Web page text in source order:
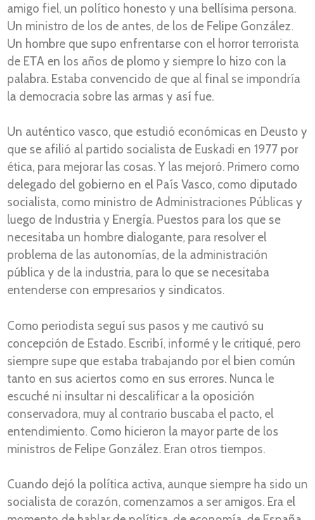
amigo fiel, un político honesto y una bellísima persona.
Un ministro de los de antes, de los de Felipe González.
Un hombre que supo enfrentarse con el horror terrorista
de ETA en los años de plomo y siempre lo hizo con la
palabra. Estaba convencido de que al final se impondría
la democracia sobre las armas y así fue.
Un auténtico vasco, que estudió económicas en Deusto y
que se afilió al partido socialista de Euskadi en 1977 por
ética, para mejorar las cosas. Y las mejoró. Primero como
delegado del gobierno en el País Vasco, como diputado
socialista, como ministro de Administraciones Públicas y
luego de Industria y Energía. Puestos para los que se
necesitaba un hombre dialogante, para resolver el
problema de las autonomías, de la administración
pública y de la industria, para lo que se necesitaba
entenderse con empresarios y sindicatos.
Como periodista seguí sus pasos y me cautivó su
concepción de Estado. Escribí, informé y le critiqué, pero
siempre supe que estaba trabajando por el bien común
tanto en sus aciertos como en sus errores. Nunca le
escuché ni insultar ni descalificar a la oposición
conservadora, muy al contrario buscaba el pacto, el
entendimiento. Como hicieron la mayor parte de los
ministros de Felipe González. Eran otros tiempos.
Cuando dejó la política activa, aunque siempre ha sido un
socialista de corazón, comenzamos a ser amigos. Era el